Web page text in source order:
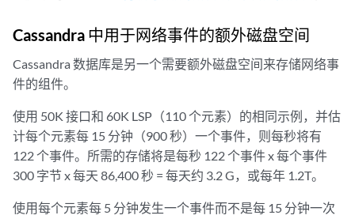
Cassandra 中用于网络事件的额外磁盘空间
Cassandra 数据库是另一个需要额外磁盘空间来存储网络事
件的组件。
使用 50K 接口和 60K LSP（110 个元素）的相同示例，并估
计每个元素每 15 分钟（900 秒）一个事件，则每秒将有
122 个事件。所需的存储将是每秒 122 个事件 x 每个事件
300 字节 x 每天 86,400 秒 = 每天约 3.2 G，或每年 1.2T。
使用每个元素每 5 分钟发生一个事件而不是每 15 分钟一次